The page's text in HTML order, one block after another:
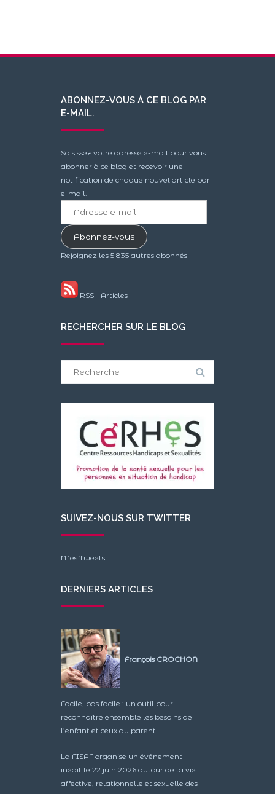
ABONNEZ-VOUS À CE BLOG PAR
E-MAIL.
Saisissez votre adresse e-mail pour vous
abonner à ce blog et recevoir une
notification de chaque nouvel article par
e-mail.
mailAbonnez-vous
Rejoignez les 5 835 autres abonnés
RSS - Articles
RECHERCHER SUR LE BLOG
SUIVEZ-NOUS SUR TWITTER
Mes Tweets
DERNIERS ARTICLES
François CROCHON
Facile, pas facile : un outil pour
reconnaître ensemble les besoins de
l’enfant et ceux du parent
La FISAF organise un événement
inédit le 22 juin 2026 autour de la vie
affective, relationnelle et sexuelle des